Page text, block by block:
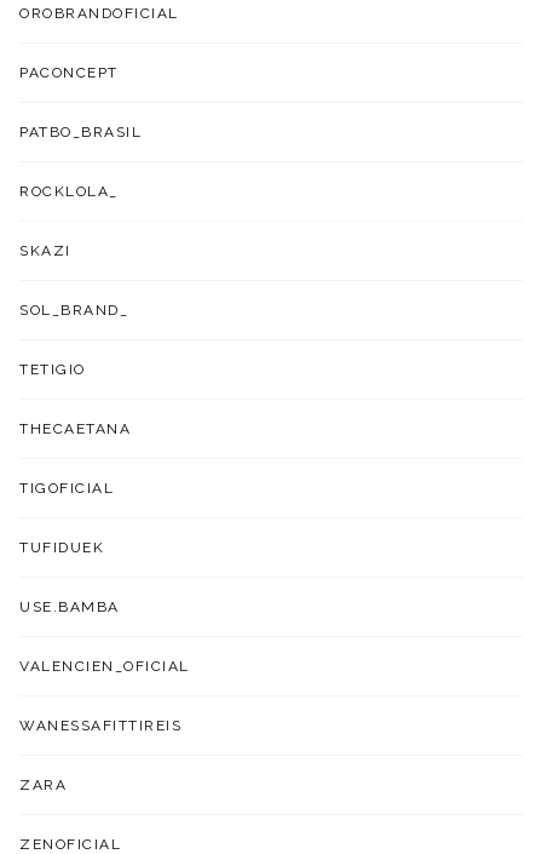
OROBRANDOFICIAL
PACONCEPT
PATBO_BRASIL
ROCKLOLA_
SKAZI
SOL_BRAND_
TETIGIO
THECAETANA
TIGOFICIAL
TUFIDUEK
USE.BAMBA
VALENCIEN_OFICIAL
WANESSAFITTIREIS
ZARA
ZENOFICIAL